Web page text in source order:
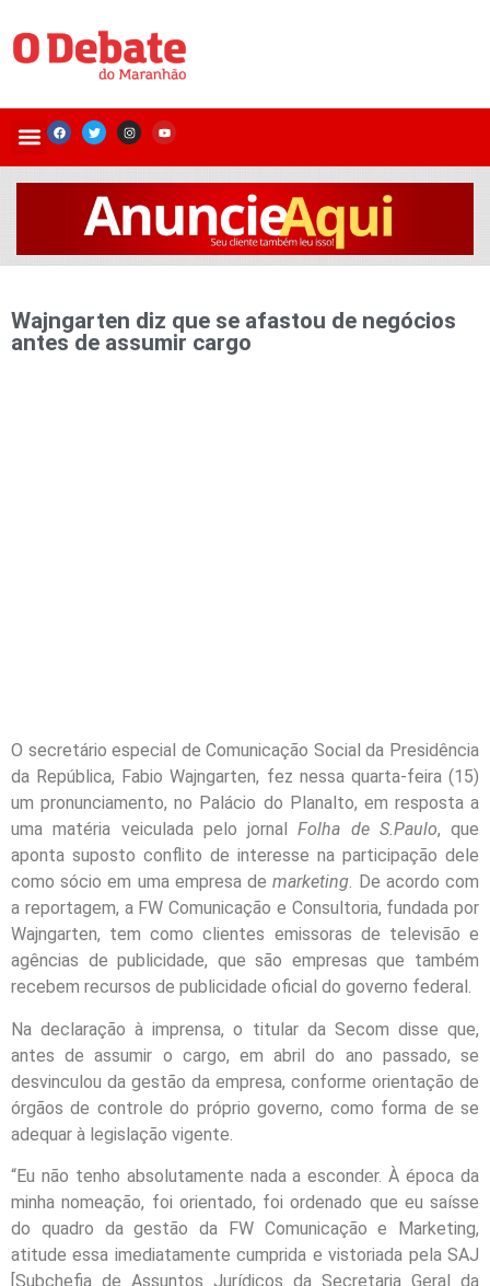
Wajngarten diz que se afastou de negócios
antes de assumir cargo
O secretário especial de Comunicação Social da Presidência
da República, Fabio Wajngarten, fez nessa quarta-feira (15)
um pronunciamento, no Palácio do Planalto, em resposta a
uma matéria veiculada pelo jornalFolha de S.Paulo, que
aponta suposto conflito de interesse na participação dele
como sócio em uma empresa demarketing. De acordo com
a reportagem, a FW Comunicação e Consultoria, fundada por
Wajngarten, tem como clientes emissoras de televisão e
agências de publicidade, que são empresas que também
recebem recursos de publicidade oficial do governo federal.
Na declaração à imprensa, o titular da Secom disse que,
antes de assumir o cargo, em abril do ano passado, se
desvinculou da gestão da empresa, conforme orientação de
órgãos de controle do próprio governo, como forma de se
adequar à legislação vigente.
“Eu não tenho absolutamente nada a esconder. À época da
minha nomeação, foi orientado, foi ordenado que eu saísse
do quadro da gestão da FW Comunicação e Marketing,
atitude essa imediatamente cumprida e vistoriada pela SAJ
[Subchefia de Assuntos Jurídicos da Secretaria Geral da